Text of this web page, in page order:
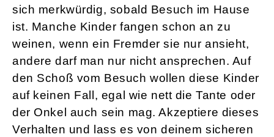
sich merkwürdig, sobald Besuch im Hause
ist. Manche Kinder fangen schon an zu
weinen, wenn ein Fremder sie nur ansieht,
andere darf man nur nicht ansprechen. Auf
den Schoß vom Besuch wollen diese Kinder
auf keinen Fall, egal wie nett die Tante oder
der Onkel auch sein mag. Akzeptiere dieses
Verhalten und lass es von deinem sicheren